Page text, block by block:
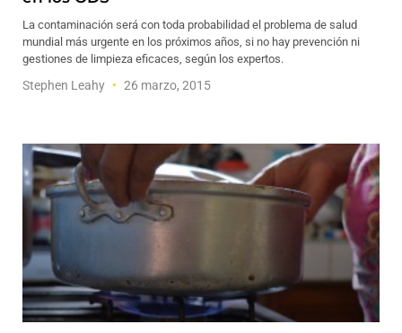
La contaminación será con toda probabilidad el problema de salud
mundial más urgente en los próximos años, si no hay prevención ni
gestiones de limpieza eficaces, según los expertos.
Stephen Leahy 26 marzo, 2015